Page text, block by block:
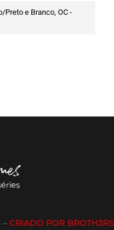
Preto e Branco, OC -
– CRIADO POR BROTH3RS